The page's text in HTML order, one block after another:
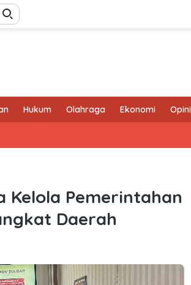
Hukum Olahraga Ekonomi Opini
Kelola Pemerintahan
Daerah